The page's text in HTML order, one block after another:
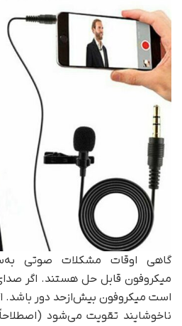
گاهی اوقات مشکلات صوتی
میکروفون قابل حل هستند. اگر
است میکروفون بیش‌ازحد دور باشد.
ناخوشایند تقویت می‌شود